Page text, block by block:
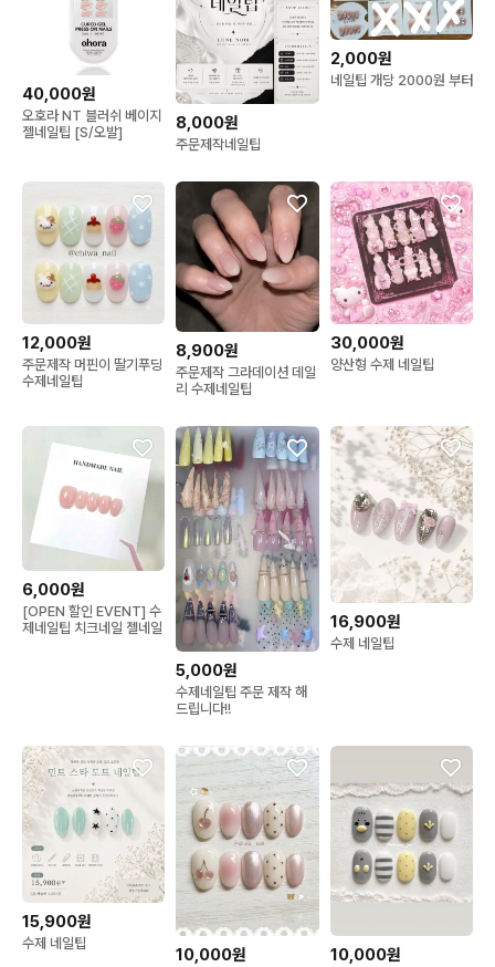
40,000원
오호라 NT 블러쉬 베이지
젤네일팁 [S/오발]
8,000원
주문제작네일팁
2,000원
네일팁 개당 2000원 부터
12,000원
주문제작 머핀이 딸기푸딩
수제네일팁
8,900원
주문제작 그라데이션 데일
리 수제네일팁
30,000원
양산형 수제 네일팁
6,000원
[OPEN 할인 EVENT] 수
제네일팁 치크네일 젤네일
5,000원
수제네일팁 주문 제작 해
드립니다!!
16,900원
수제 네일팁
15,900원
수제 네일팁
10,000원 10,000원